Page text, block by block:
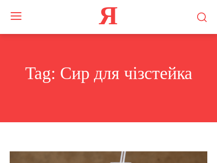
Я
Tag: Сир для чізстейка